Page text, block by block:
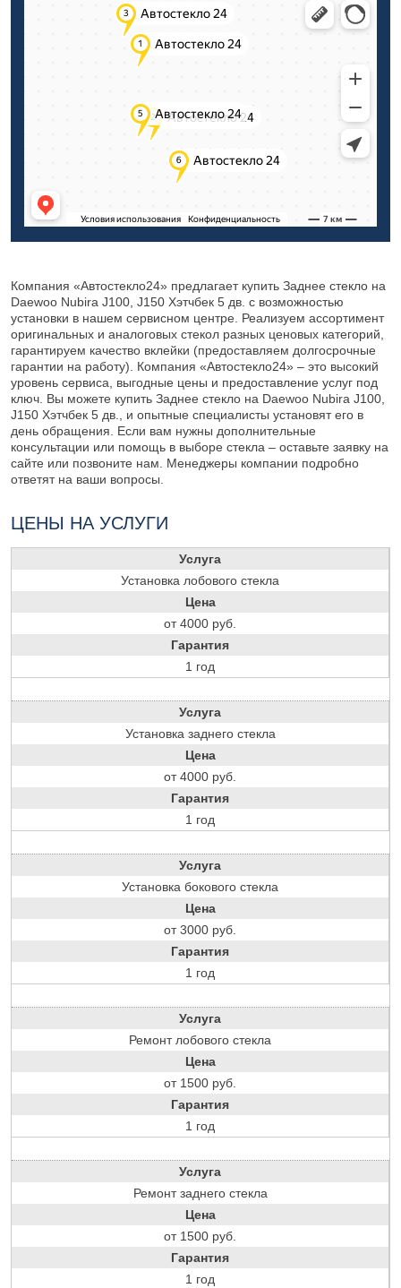
Компания «Автостекло24» предлагает купить Заднее стекло на
Daewoo Nubira J100, J150 Хэтчбек 5 дв. с возможностью
установки в нашем сервисном центре. Реализуем ассортимент
оригинальных и аналоговых стекол разных ценовых категорий,
гарантируем качество вклейки (предоставляем долгосрочные
гарантии на работу). Компания «Автостекло24» – это высокий
уровень сервиса, выгодные цены и предоставление услуг под
ключ. Вы можете купить Заднее стекло на Daewoo Nubira J100,
J150 Хэтчбек 5 дв., и опытные специалисты установят его в
день обращения. Если вам нужны дополнительные
консультации или помощь в выборе стекла – оставьте заявку на
сайте или позвоните нам. Менеджеры компании подробно
ответят на ваши вопросы.
ЦЕНЫ НА УСЛУГИ
Услуга
Установка лобового стекла
Цена
от 4000 руб.
Гарантия
1 год
Услуга
Установка заднего стекла
Цена
от 4000 руб.
Гарантия
1 год
Услуга
Установка бокового стекла
Цена
от 3000 руб.
Гарантия
1 год
Услуга
Ремонт лобового стекла
Цена
от 1500 руб.
Гарантия
1 год
Услуга
Ремонт заднего стекла
Цена
от 1500 руб.
Гарантия
1 год